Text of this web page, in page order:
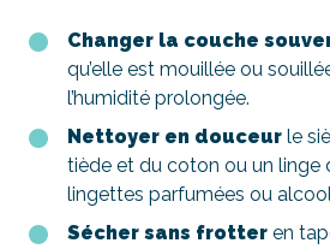
Changer la couche
qu’elle est mouillée ou
l’humidité prolongée.
Nettoyer en douceur le
tiède et du coton ou un linge
lingettes parfumées ou
Sécher sans frotter en